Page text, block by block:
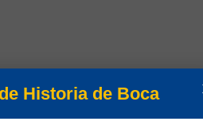
Historia de Boca